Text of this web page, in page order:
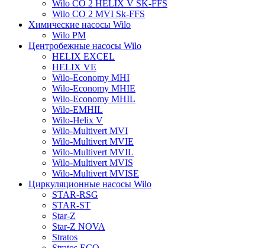
Wilo CO 2 HELIX V SK-FFS
Wilo CO 2 MVI Sk-FFS
Химические насосы Wilo
Wilo PM
Центробежные насосы Wilo
HELIX EXCEL
HELIX VE
Wilo-Economy MHI
Wilo-Economy MHIE
Wilo-Economy MHIL
Wilo-EMHIL
Wilo-Helix V
Wilo-Multivert MVI
Wilo-Multivert MVIE
Wilo-Multivert MVIL
Wilo-Multivert MVIS
Wilo-Multivert MVISE
Циркуляционные насосы Wilo
STAR-RSG
STAR-ST
Star-Z
Star-Z NOVA
Stratos